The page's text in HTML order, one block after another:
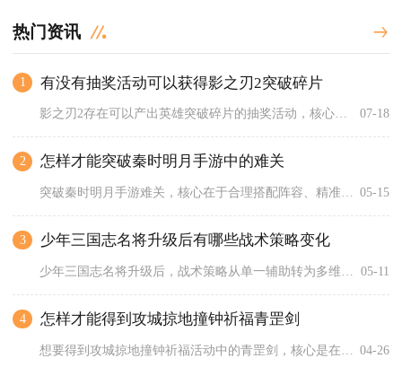
热门资讯
1 有没有抽奖活动可以获得影之刃2突破碎片
影之刃2存在可以产出英雄突破碎片的抽奖活动，核心抽奖渠道为英... 07-18
2 怎样才能突破秦时明月手游中的难关
突破秦时明月手游难关，核心在于合理搭配阵容、精准培养核心角色... 05-15
3 少年三国志名将升级后有哪些战术策略变化
05-11
4 怎样才能得到攻城掠地撞钟祈福青罡剑
04-26